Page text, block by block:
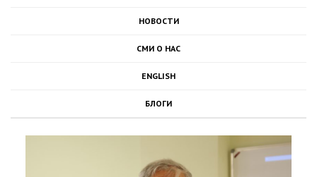
НОВОСТИ
СМИ О НАС
ENGLISH
БЛОГИ